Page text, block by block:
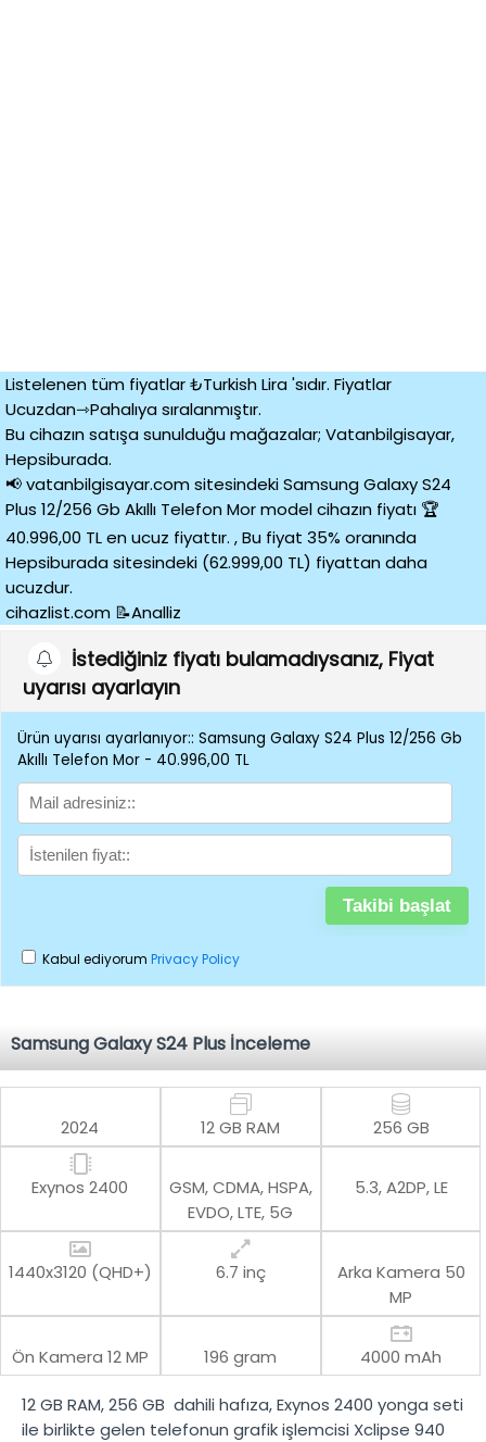
Listelenen tüm fiyatlar ₺Turkish Lira 'sıdır. Fiyatlar
Ucuzdan⇾Pahalıya sıralanmıştır.
Bu cihazın satışa sunulduğu mağazalar; Vatanbilgisayar,
Hepsiburada.
📢 vatanbilgisayar.com sitesindeki Samsung Galaxy S24
Plus 12/256 Gb Akıllı Telefon Mor model cihazın fiyatı 🏆
40.996,00 TL en ucuz fiyattır. , Bu fiyat 35% oranında
Hepsiburada sitesindeki (62.999,00 TL) fiyattan daha
ucuzdur.
cihazlist.com 📝Analliz
İstediğiniz fiyatı bulamadıysanız, Fiyat
uyarısı ayarlayın
Ürün uyarısı ayarlanıyor:: Samsung Galaxy S24 Plus 12/256 Gb
Akıllı Telefon Mor - 40.996,00 TL
Kabul ediyorum Privacy Policy
Samsung Galaxy S24 Plus İnceleme
2024 12 GB RAM 256 GB
Exynos 2400
GSM, CDMA, HSPA,
EVDO, LTE, 5G
5.3, A2DP, LE
1440x3120 (QHD+) 6.7 inç Arka Kamera 50
MP
Ön Kamera 12 MP 196 gram 4000 mAh
12 GB RAM,256 GB dahili hafıza,Exynos 2400 yonga seti
ile birlikte gelen telefonun grafik işlemcisi Xclipse 940